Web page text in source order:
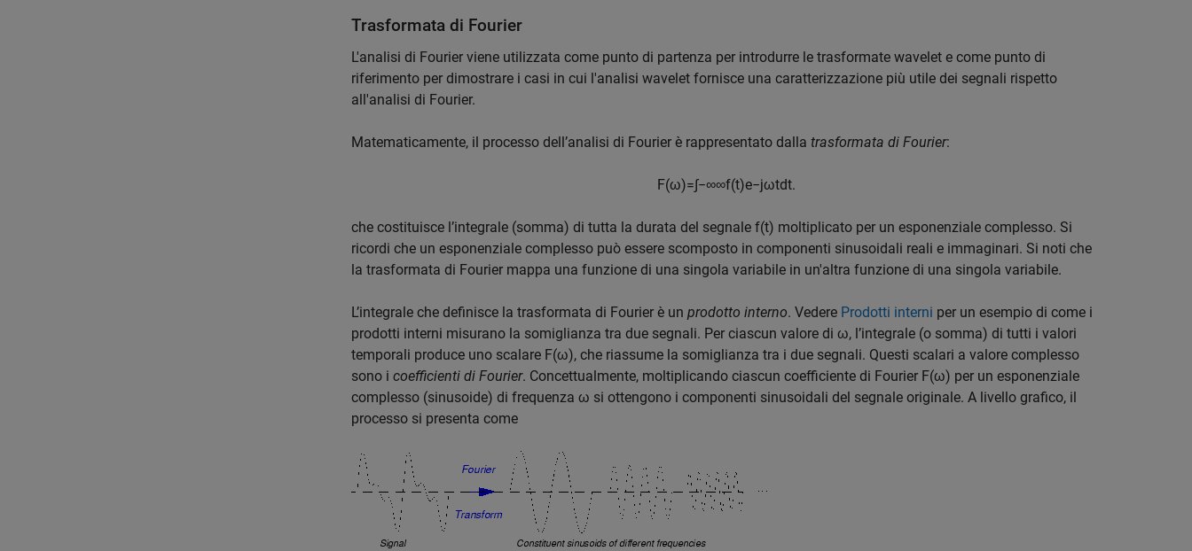
Trasformata di Fourier
L'analisi di Fourier viene utilizzata come punto di partenza per introdurre le trasformate wavelet e come punto di
riferimento per dimostrare i casi in cui l'analisi wavelet fornisce una caratterizzazione più utile dei segnali rispetto
all'analisi di Fourier.
Matematicamente, il processo dell’analisi di Fourier è rappresentato dalla trasformata di Fourier:
F(ω)=∫−∞∞f(t)e−jωtdt.
che costituisce l’integrale (somma) di tutta la durata del segnale f(t) moltiplicato per un esponenziale complesso. Si
ricordi che un esponenziale complesso può essere scomposto in componenti sinusoidali reali e immaginari. Si noti che
la trasformata di Fourier mappa una funzione di una singola variabile in un'altra funzione di una singola variabile.
L’integrale che definisce la trasformata di Fourier è un prodotto interno. Vedere Prodotti interni per un esempio di come i
prodotti interni misurano la somiglianza tra due segnali. Per ciascun valore di ω, l’integrale (o somma) di tutti i valori
temporali produce uno scalare F(ω), che riassume la somiglianza tra i due segnali. Questi scalari a valore complesso
sono i coefficienti di Fourier. Concettualmente, moltiplicando ciascun coefficiente di Fourier F(ω) per un esponenziale
complesso (sinusoide) di frequenza ω si ottengono i componenti sinusoidali del segnale originale. A livello grafico, il
processo si presenta come